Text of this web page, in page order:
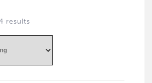
results